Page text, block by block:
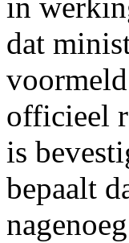
dat
officieel
is
bepaalt